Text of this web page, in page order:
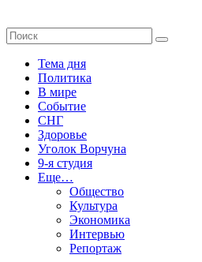
Тема дня
Политика
В мире
Событие
СНГ
Здоровье
Уголок Ворчуна
9-я студия
Еще…
Общество
Культура
Экономика
Интервью
Репортаж